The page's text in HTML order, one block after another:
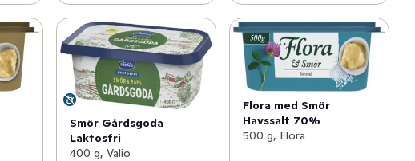
Smör Gårdsgoda
Laktosfri
400 g, Valio
Flora med Smör
Havssalt 70%
500 g, Flora